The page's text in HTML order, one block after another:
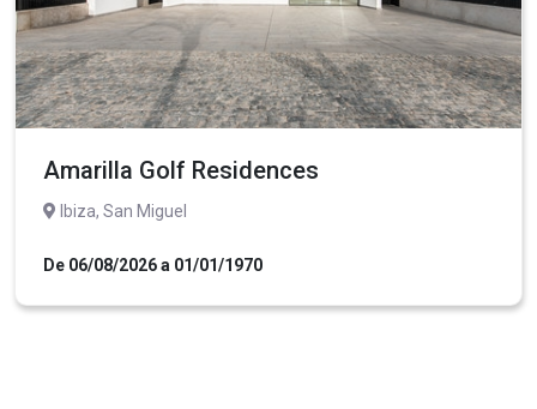
Amarilla Golf Residences
Ibiza, San Miguel
De 06/08/2026 a 01/01/1970